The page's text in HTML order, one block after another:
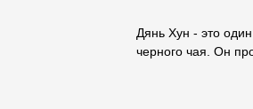
Дянь Хун - это
черного чая. Он